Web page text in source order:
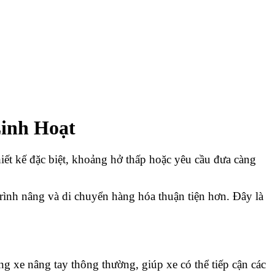
Hoạt
kế đặc biệt, khoảng hở thấp hoặc yêu cầu đưa càng
nâng và di chuyển hàng hóa thuận tiện hơn. Đây là
xe nâng tay thông thường, giúp xe có thể tiếp cận các